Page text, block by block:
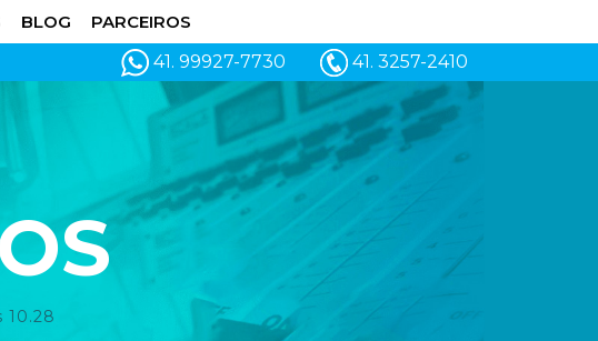
BLOG
PARCEIROS
41. 99927-7730
41. 3257-2410
10.28